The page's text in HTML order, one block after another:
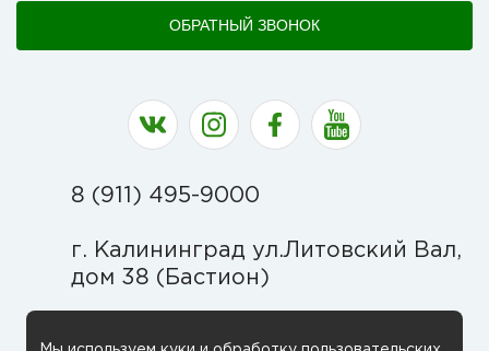
ОБРАТНЫЙ ЗВОНОК
Наша группа в ВК
Наша страница в Instagram
Наша группа в Facebook
Наш канал на
8 (911) 495-9000
г. Калининград ул.Литовский Вал,
дом 38 (Бастион)